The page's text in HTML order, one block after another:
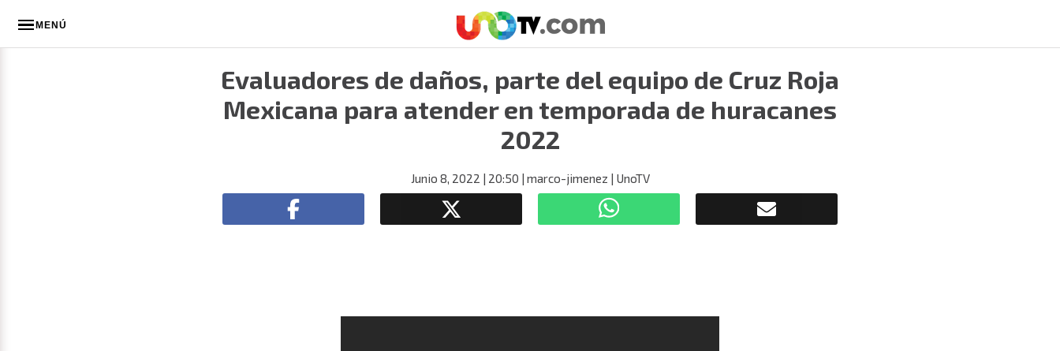
MENÚ
Evaluadores de daños, parte del equipo de Cruz Roja
Mexicana para atender en temporada de huracanes
2022
Junio 8, 2022 | 20:50 | marco-jimenez | UnoTV